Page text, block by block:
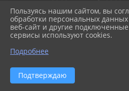
экскурсии «Афганистан
познакомились героями,
свой
Афганистане.
воины, в числе которых
земляков, с
воинский долг, с
Пользуясь нашим сайтом, вы
обработки персональных
веб-сайт и другие
сервисы используют cookies.
Подробнее
Подтверждаю